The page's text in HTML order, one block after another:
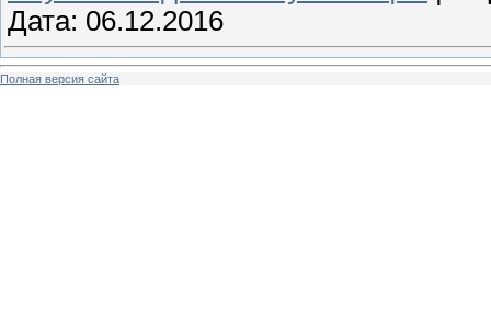
Дата: 06.12.2016
Полная версия сайта